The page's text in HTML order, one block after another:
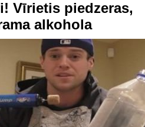
Vīrietis piedzeras,
alkohola